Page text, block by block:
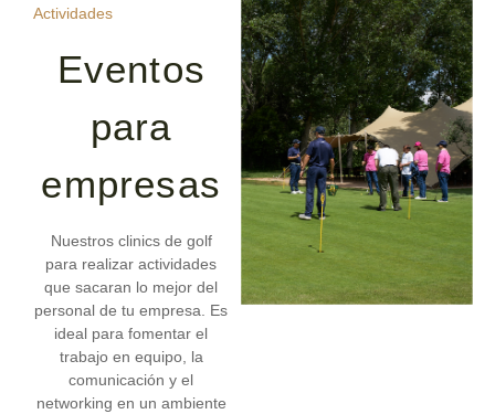
Actividades
Eventos
para
empresas
Nuestros clinics de golf
para realizar actividades
que sacaran lo mejor del
personal de tu empresa. Es
ideal para fomentar el
trabajo en equipo, la
comunicación y el
networking en un ambiente